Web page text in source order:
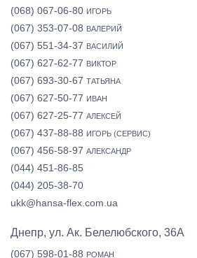
(068) 067-06-80 ИГОРЬ
(067) 353-07-08 ВАЛЕРИЙ
(067) 551-34-37 ВАСИЛИЙ
(067) 627-62-77 ВИКТОР
(067) 693-30-67 ТАТЬЯНА
(067) 627-50-77 ИВАН
(067) 627-25-77 АЛЕКСЕЙ
(067) 437-88-88 ИГОРЬ (СЕРВИС)
(067) 456-58-97 АЛЕКСАНДР
(044) 451-86-85
(044) 205-38-70
ukk@hansa-flex.com.ua
Днепр, ул. Ак. Белелюбского, 36А
(067) 598-01-88 РОМАН